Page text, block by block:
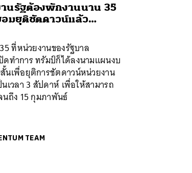
นรัฐต้องพักงานนาน 35
มยุติชัตดาวน์แล้ว…
ที่หน่วยงานของรัฐบาล
ดทำการ ทรัมป์ก็ได้ลงนามแผนงบ
นเพื่อยุติการชัตดาวน์หน่วยงาน
เวลา 3 สัปดาห์ เพื่อให้สามารถ
นถึง 15 กุมภาพันธ์
TEAM